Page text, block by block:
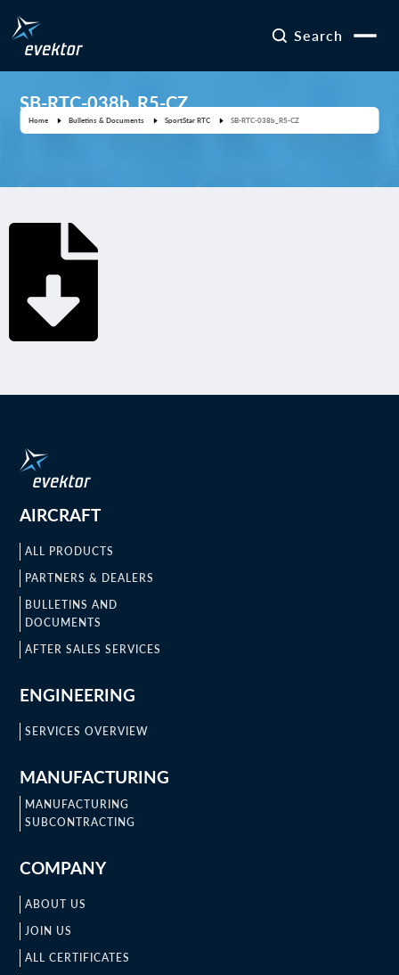
Search
SB-RTC-038b_R5-CZ
Home Bulletins & Documents SportStar RTC SB-RTC-038b_R5-CZ
AIRCRAFT
ALL PRODUCTS
PARTNERS & DEALERS
BULLETINS AND
DOCUMENTS
AFTER SALES SERVICES
ENGINEERING
SERVICES OVERVIEW
MANUFACTURING
MANUFACTURING
SUBCONTRACTING
COMPANY
ABOUT US
JOIN US
ALL CERTIFICATES